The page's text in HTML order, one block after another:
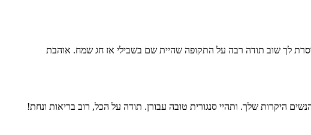
לך שוב תודה רבה על התקופה שהיית שם בשבילי אז חג שמח. אוהבת
היקרות שלך. ותהיי סנגורית טובה עבורן. תודה על הכל, רוב בריאות ונחת!